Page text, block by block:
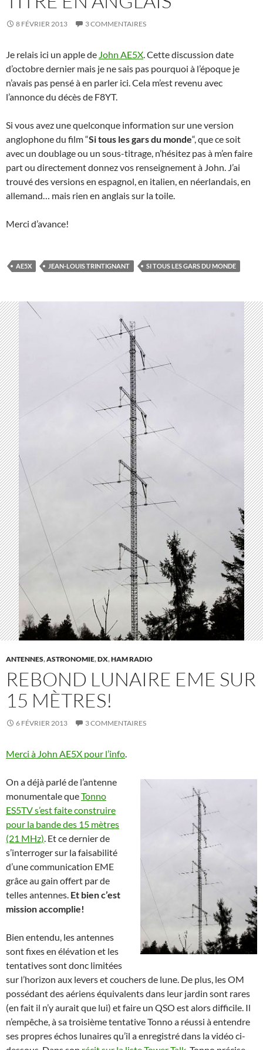
8 FÉVRIER 2013 3 COMMENTAIRES
Je relais ici un apple de John AE5X. Cette discussion date
d’octobre dernier mais je ne sais pas pourquoi à l’époque je
n’avais pas pensé à en parler ici. Cela m’est revenu avec
l’annonce du décès de F8YT.
Si vous avez une quelconque information sur une version
anglophone du film “Si tous les gars du monde“, que ce soit
avec un doublage ou un sous-titrage, n’hésitez pas à m’en faire
part ou directement donnez vos renseignement à John. J’ai
trouvé des versions en espagnol, en italien, en néerlandais, en
allemand… mais rien en anglais sur la toile.
Merci d’avance!
AE5X JEAN-LOUIS TRINTIGNANT SI TOUS LES GARS DU MONDE
ANTENNES,ASTRONOMIE,DX,HAM RADIO
REBOND LUNAIRE EME SUR
15 MÈTRES!
6 FÉVRIER 2013 3 COMMENTAIRES
Merci à John AE5X pour l’info
On a déjà parlé de l’antenne
monumentale queTonno
ES5TV s’est faite construire
pour la bande des 15 mètres
(21 MHz) . Et ce dernier de
s’interroger sur la faisabilité
d’une communication EME
grâce au gain offert par de
telles antennes. Et bien c’est
mission accomplie!
Bien entendu, les antennes
sont fixes en élévation et les
tentatives sont donc limitées
sur l’horizon aux levers et couchers de lune. De plus, les OM
possédant des aériens équivalents dans leur jardin sont rares
(en fait il n’y aurait que lui) et faire un QSO est alors difficile. Il
n’empêche, à sa troisième tentative Tonno a réussi à entendre
ses propres échos lunaires qu’il a enregistré dans la vidéo ci-